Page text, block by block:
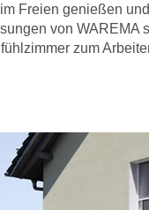
Freien genießen
von WAREMA
zum